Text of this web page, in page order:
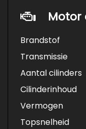
Motor
Brandstof
Transmissie
Aantal cilinders
Cilinderinhoud
Vermogen
Topsnelheid